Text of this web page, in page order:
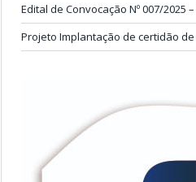
Edital de Convocação Nº 007/2025
Projeto Implantação de certidão